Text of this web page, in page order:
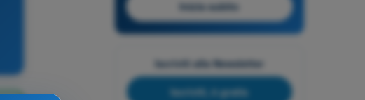
Inizia subito
Iscriviti alla Newsletter
Iscriviti, è gratis